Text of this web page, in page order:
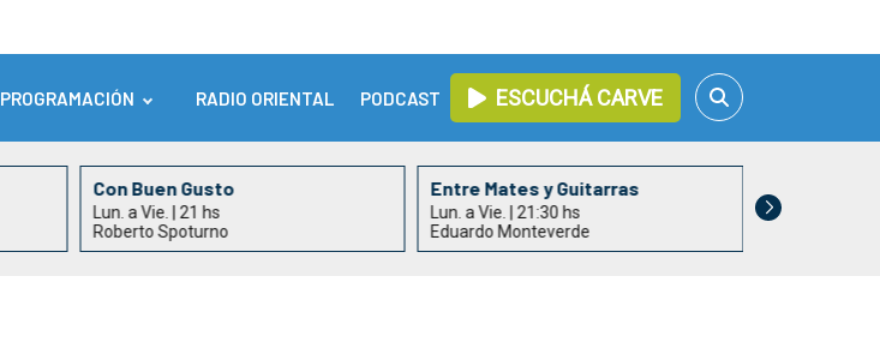
PROGRAMACIÓN RADIO ORIENTAL PODCAST ESCUCHÁ CARVE
Con Buen Gusto
Lun. a Vie. | 21 hs
Roberto Spoturno
Entre Mates y Guitarras
Lun. a Vie. | 21:30 hs
Eduardo Monteverde
Lun. a Vie. |